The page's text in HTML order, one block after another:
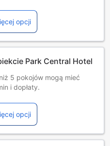
opcji
Park Central Hotel
5 pokojów mogą mieć
i dopłaty.
za dzień.
w wieku od 3 do 13 lat
opłata za osobę za
opcji